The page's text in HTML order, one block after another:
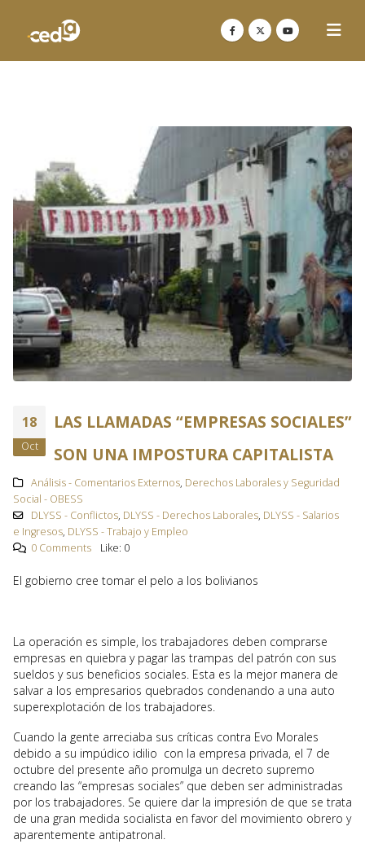
18
Oct
LAS LLAMADAS “EMPRESAS SOCIALES”
SON UNA IMPOSTURA CAPITALISTA
Análisis - Comentarios Externos, Derechos Laborales y Seguridad
Social - OBESS
DLYSS - Conflictos, DLYSS - Derechos Laborales, DLYSS - Salarios
e Ingresos, DLYSS - Trabajo y Empleo
0 Comments
Like: 0
El gobierno cree tomar el pelo a los bolivianos
La operación es simple, los trabajadores deben comprarse
empresas en quiebra y pagar las trampas del patrón con sus
sueldos y sus beneficios sociales. Esta es la mejor manera de
salvar a los empresarios quebrados condenando a una auto
superexplotación de los trabajadores.
Cuando la gente arreciaba sus críticas contra Evo Morales
debido a su impúdico idilio con la empresa privada, el 7 de
octubre del presente año promulga un decreto supremo
creando las “empresas sociales” que deben ser administradas
por los trabajadores. Se quiere dar la impresión de que se trata
de una gran medida socialista en favor del movimiento obrero y
aparentemente antipatronal.